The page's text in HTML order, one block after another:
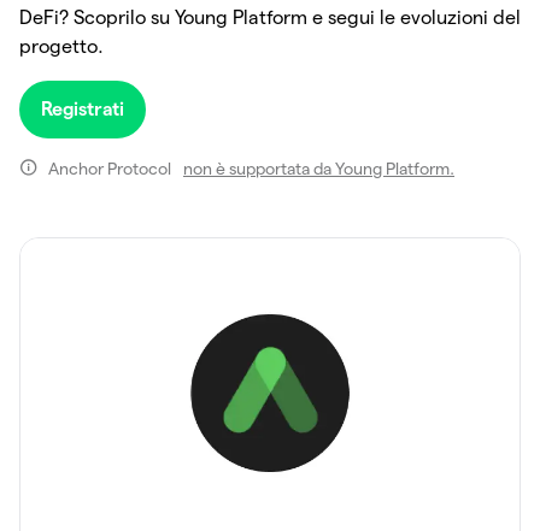
DeFi? Scoprilo su Young Platform e segui le evoluzioni del
progetto.
Registrati
Anchor Protocol non è supportata da Young Platform.